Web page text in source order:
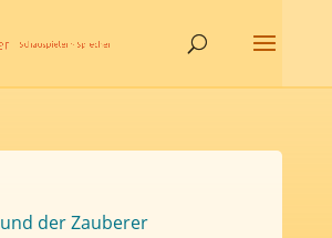
der Zauberer